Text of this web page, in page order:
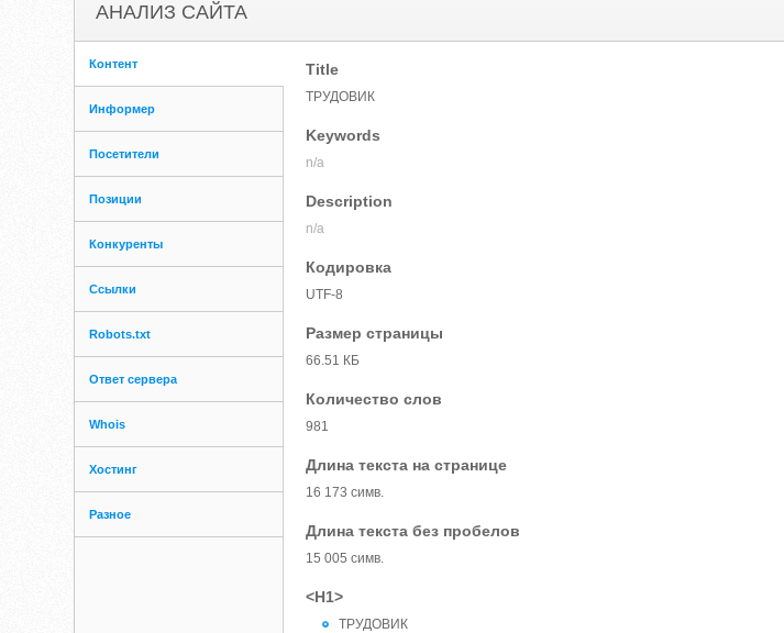
АНАЛИЗ САЙТА
Контент
Информер
Посетители
Позиции
Конкуренты
Ссылки
Robots.txt
Ответ сервера
Whois
Хостинг
Разное
Title
ТРУДОВИК
Keywords
n/a
Description
n/a
Кодировка
UTF-8
Размер страницы
66.51 КБ
Количество слов
981
Длина текста на странице
16 173 симв.
Длина текста без пробелов
15 005 симв.
<H1>
ТРУДОВИК